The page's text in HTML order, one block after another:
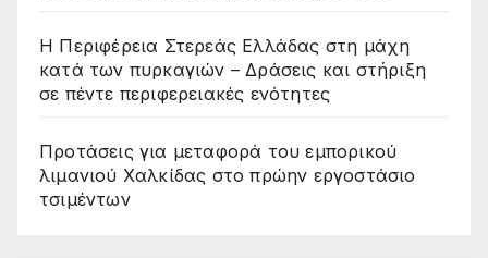
Η Περιφέρεια Στερεάς Ελλάδας στη μάχη
κατά των πυρκαγιών – Δράσεις και στήριξη
σε πέντε περιφερειακές ενότητες
Προτάσεις για μεταφορά του εμπορικού
λιμανιού Χαλκίδας στο πρώην εργοστάσιο
τσιμέντων